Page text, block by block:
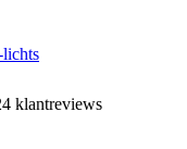
lichts
klantreviews